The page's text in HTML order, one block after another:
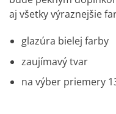
aj všetky výraznejšie
glazúra bielej farby
zaujímavý tvar
na výber priemery